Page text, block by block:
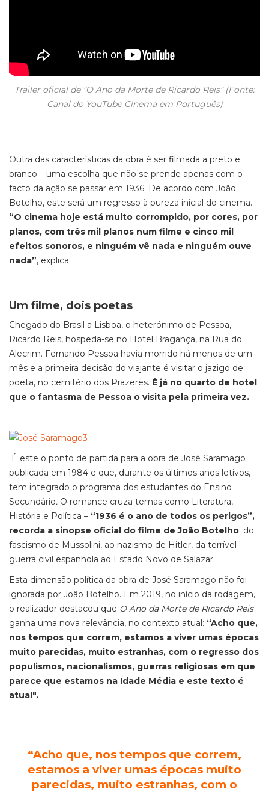
Trailer oficial de "O Ano da Morte de Ricardo Reis" (Fonte:
Canal do YouTube Cinema em Português)
Outra das características da obra é ser filmada a preto e
branco – uma escolha que não se prende apenas com o
facto da ação se passar em 1936. De acordo com João
Botelho, este será um regresso à pureza inicial do cinema.
“O cinema hoje está muito corrompido, por cores, por
planos, com três mil planos num filme e cinco mil
efeitos sonoros, e ninguém vê nada e ninguém ouve
nada”, explica.
Um filme, dois poetas
Chegado do Brasil a Lisboa, o heterónimo de Pessoa,
Ricardo Reis, hospeda-se no Hotel Bragança, na Rua do
Alecrim. Fernando Pessoa havia morrido há menos de um
mês e a primeira decisão do viajante é visitar o jazigo de
poeta, no cemitério dos Prazeres. É já no quarto de hotel
que o fantasma de Pessoa o visita pela primeira vez.
É este o ponto de partida para a obra de José Saramago
publicada em 1984 e que, durante os últimos anos letivos,
tem integrado o programa dos estudantes do Ensino
Secundário. O romance cruza temas como Literatura,
História e Política – “1936 é o ano de todos os perigos”,
recorda a sinopse oficial do filme de João Botelho: do
fascismo de Mussolini, ao nazismo de Hitler, da terrível
guerra civil espanhola ao Estado Novo de Salazar.
Esta dimensão política da obra de José Saramago não foi
ignorada por João Botelho. Em 2019, no início da rodagem,
o realizador destacou que O Ano da Morte de Ricardo Reis
ganha uma nova relevância, no contexto atual: “Acho que,
nos tempos que correm, estamos a viver umas épocas
muito parecidas, muito estranhas, com o regresso dos
populismos, nacionalismos, guerras religiosas em que
parece que estamos na Idade Média e este texto é
atual".
“Acho que, nos tempos que correm,
estamos a viver umas épocas muito
parecidas, muito estranhas, com o